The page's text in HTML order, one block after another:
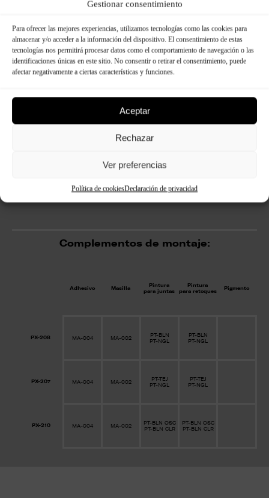
Gestionar consentimiento
Para ofrecer las mejores experiencias, utilizamos tecnologías como las cookies para
almacenar y/o acceder a la información del dispositivo. El consentimiento de estas
tecnologías nos permitirá procesar datos como el comportamiento de navegación o las
identificaciones únicas en este sitio. No consentir o retirar el consentimiento, puede
afectar negativamente a ciertas características y funciones.
Aceptar
Rechazar
Ver preferencias
Política de cookiesDeclaración de privacidad
Complementos de montaje:
Adhesivo Masilla
Pintura
para juntas
Pintura
para retoques
Pigmento
PX-208 MA-004 MA-002
PT-BLN
PT-NGL
PT-BLN
PT-NGL
PX-207 MA-004 MA-002
PT-TEJ
PT-NGL
PT-TEJ
PT-NGL
PX-210 MA-004 MA-002
PT-BLN OSC
PT-BLN CLR
PT-BLN OSC
PT-BLN CLR